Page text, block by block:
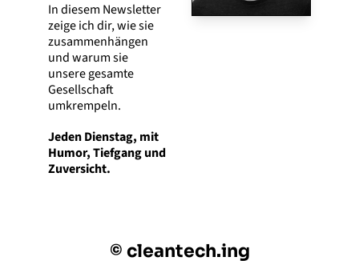
In diesem Newsletter
zeige ich dir, wie sie
zusammenhängen
und warum sie
unsere gesamte
Gesellschaft
umkrempeln.
Jeden Dienstag, mit
Humor, Tiefgang und
Zuversicht.
© cleantech.ing